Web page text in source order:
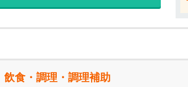
飲食・調理・調理補助